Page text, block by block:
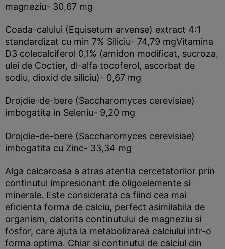
magneziu- 30,67 mg
Coada-calului (Equisetum arvense) extract 4:1
standardizat cu min 7% Siliciu- 74,79 mgVitamina
D3 colecalciferol 0,1% (amidon modificat, sucroza,
ulei de Coctier, dl-alfa tocoferol, ascorbat de
sodiu, dioxid de siliciu)- 0,67 mg
Drojdie-de-bere (Saccharomyces cerevisiae)
imbogatita in Seleniu- 9,20 mg
Drojdie-de-bere (Saccharomyces cerevisiae)
imbogatita cu Zinc- 33,34 mg
Alga calcaroasa a atras atentia cercetatorilor prin
continutul impresionant de oligoelemente si
minerale. Este considerata ca fiind cea mai
eficienta forma de calciu, perfect asimilabila de
organism, datorita continutului de magneziu si
fosfor, care ajuta la metabolizarea calciului intr-o
forma optima. Chiar si continutul de calciul din